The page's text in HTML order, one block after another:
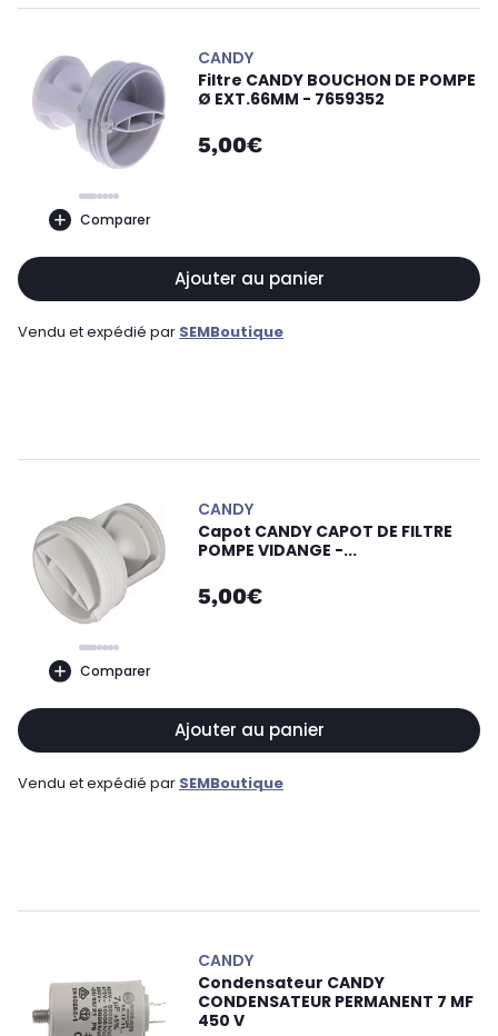
Comparer
CANDY
Filtre CANDY BOUCHON DE POMPE
Ø EXT.66MM - 7659352
5,00€
Ajouter au panier
Vendu et expédié par SEMBoutique
Comparer
CANDY
Capot CANDY CAPOT DE FILTRE
POMPE VIDANGE -...
5,00€
Ajouter au panier
Vendu et expédié par SEMBoutique
CANDY
Condensateur CANDY
CONDENSATEUR PERMANENT 7 MF
450 V